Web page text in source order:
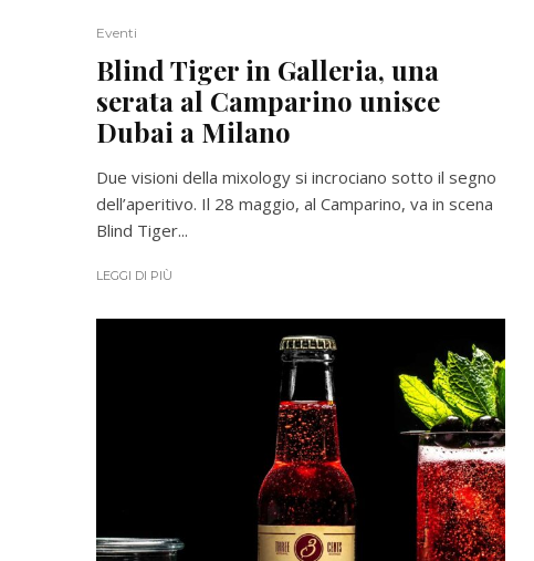
Eventi
Blind Tiger in Galleria, una
serata al Camparino unisce
Dubai a Milano
Due visioni della mixology si incrociano sotto il segno
dell’aperitivo. Il 28 maggio, al Camparino, va in scena
Blind Tiger...
LEGGI DI PIÙ